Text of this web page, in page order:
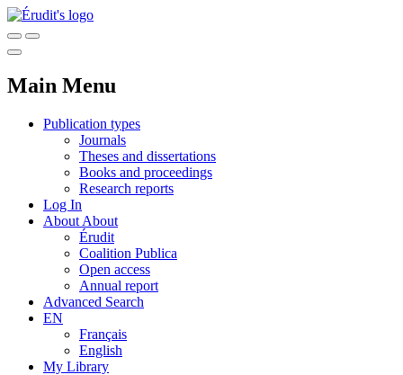
Main Menu
Publication types
Journals
Theses and dissertations
Books and proceedings
Research reports
Log In
About About
Érudit
Coalition Publica
Open access
Annual report
Advanced Search
EN
Français
English
My Library